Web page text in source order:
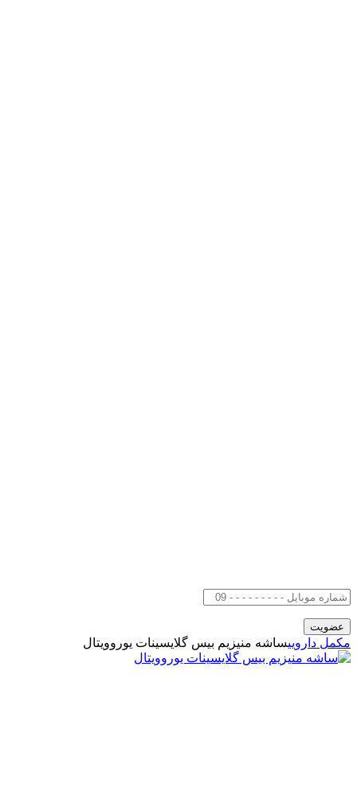
مکمل داروییساشه منیزیم بیس گلایسینات یوروویتال